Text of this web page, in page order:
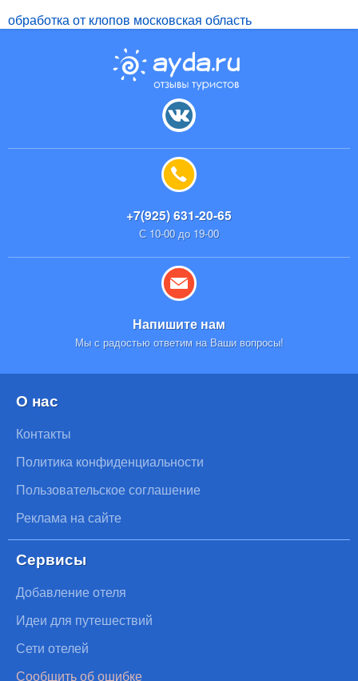
обработка от клопов московская область
+7(925) 631-20-65
С 10-00 до 19-00
Напишите нам
Мы с радостью ответим на Ваши вопросы!
О нас
Контакты
Политика конфиденциальности
Пользовательское соглашение
Реклама на сайте
Сервисы
Добавление отеля
Идеи для путешествий
Сети отелей
Сообщить об ошибке